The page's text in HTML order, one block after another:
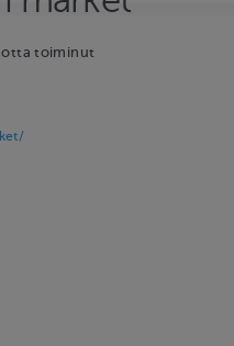
toiminut